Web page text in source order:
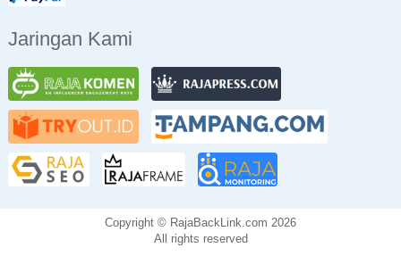
Jaringan Kami
Copyright © RajaBackLink.com 2026
All rights reserved